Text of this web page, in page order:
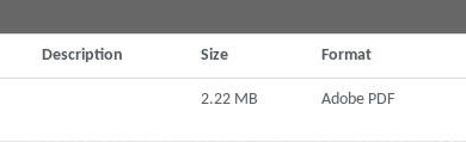
Description Size Format
2.22 MB Adobe PDF